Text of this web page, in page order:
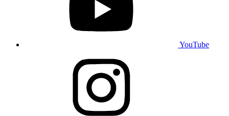
YouTube